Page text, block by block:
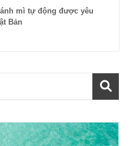
mì tự động được yêu
Bản